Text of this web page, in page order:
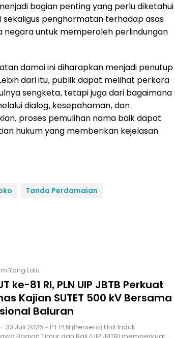
bagian penting yang perlu diketahui
penghormatan terhadap asas
untuk memperoleh perlindungan
damai ini diharapkan menjadi penutup
dari itu, publik dapat melihat perkara
sengketa, tetapi juga dari bagaimana
dialog, kesepahaman, dan
proses pemulihan nama baik dapat
hukum yang memberikan kejelasan
Tanda Perdamaian
Yang Lalu
ke-81 RI, PLN UIP JBTB Perkuat
Kajian SUTET 500 kV Bersama
Baluran
Juli 2026 – PT PLN (Persero) Unit Induk